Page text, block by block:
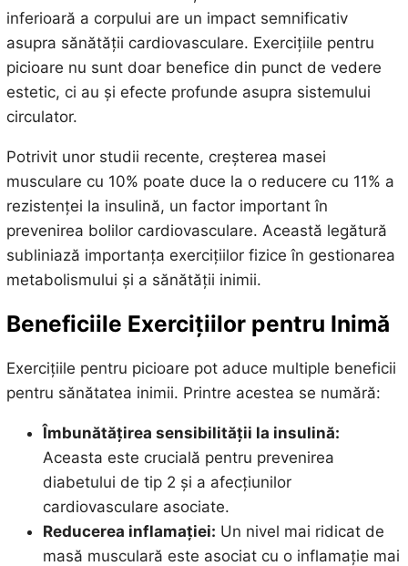
inferioară a corpului are un impact semnificativ
asupra sănătății cardiovasculare. Exercițiile pentru
picioare nu sunt doar benefice din punct de vedere
estetic, ci au și efecte profunde asupra sistemului
circulator.
Potrivit unor studii recente, creșterea masei
musculare cu 10% poate duce la o reducere cu 11% a
rezistenței la insulină, un factor important în
prevenirea bolilor cardiovasculare. Această legătură
subliniază importanța exercițiilor fizice în gestionarea
metabolismului și a sănătății inimii.
Beneficiile Exercițiilor pentru Inimă
Exercițiile pentru picioare pot aduce multiple beneficii
pentru sănătatea inimii. Printre acestea se numără:
Îmbunătățirea sensibilității la insulină:
Aceasta este crucială pentru prevenirea
diabetului de tip 2 și a afecțiunilor
cardiovasculare asociate.
Reducerea inflamației: Un nivel mai ridicat de
masă musculară este asociat cu o inflamație mai